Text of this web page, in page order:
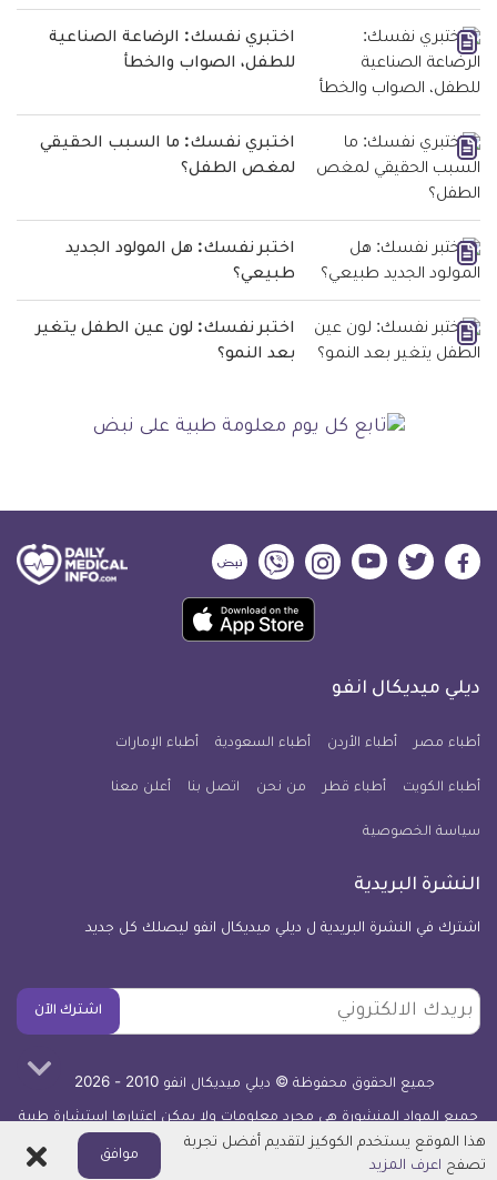
اختبري نفسك: الرضاعة الصناعية
للطفل، الصواب والخطأ
اختبري نفسك: ما السبب الحقيقي
لمغص الطفل؟
اختبر نفسك: هل المولود الجديد
طبيعي؟
اختبر نفسك: لون عين الطفل يتغير
بعد النمو؟
ديلي
فيسبوك
ديلي
تويتر
ديلي
ميديكال
يوتيوب
ديلي
ميديكال
انفو
ديلي
ميديكال
انفو
ديلي
ميديكال
انفو
حمل
تطبيق
معلومة
للآيفون
ديلي ميديكال انفو
أطباء مصر أطباء الأردن أطباء السعودية أطباء الإمارات
أطباء الكويت أطباء قطر من نحن اتصل بنا أعلن معنا
سياسة الخصوصية
النشرة البريدية
اشترك في النشرة البريدية ل ديلي ميديكال انفو ليصلك كل جديد
بريدك
الالكتروني
اشترك الآن
جميع الحقوق محفوظة © ديلي ميديكال انفو 2010 - 2026
جميع المواد المنشورة هي مجرد معلومات ولا يمكن اعتبارها استشارة طبية
أو توصية علاجية - اعرف المزيد
هذا الموقع يستخدم الكوكيز لتقديم أفضل تجربة
تصفح اعرف المزيد
موافق اغلاق